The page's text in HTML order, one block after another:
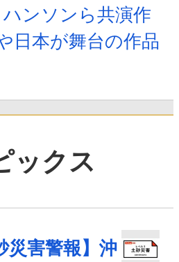
ンソンら共演作
日本が舞台の作品
ックス
災害警報】沖